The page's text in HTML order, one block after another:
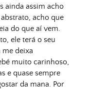
ainda assim acho
acho que
do que aí vem.
ele terá o seu
me deixa
muito carinhoso,
e quase sempre
da mana. Por